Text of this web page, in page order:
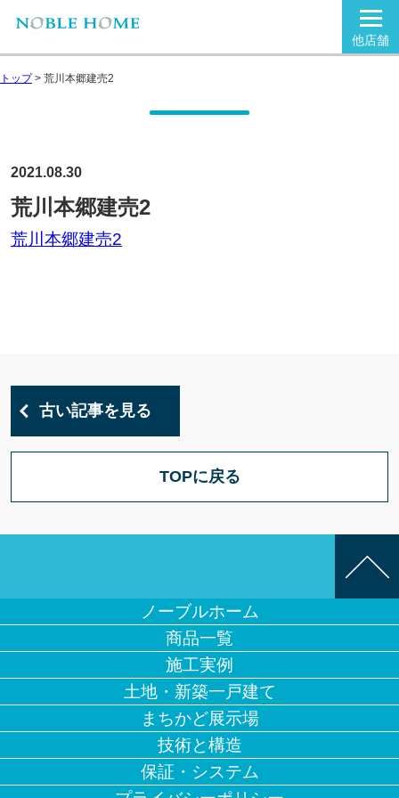
他店舗
トップ> 荒川本郷建売2
2021.08.30
荒川本郷建売2
荒川本郷建売2
古い記事を見る
TOPに戻る
ノーブルホーム
商品一覧
施工実例
土地・新築一戸建て
まちかど展示場
技術と構造
保証・システム